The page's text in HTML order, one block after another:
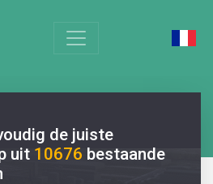
de juiste
uit 10676 bestaande